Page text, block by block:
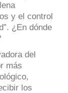
y el control
¿En dónde
del
más
los